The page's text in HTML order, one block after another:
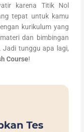
karena Titik Nol
tepat untuk kamu
kurikulum yang
dan bimbingan
Jadi tunggu apa lagi,
Course!